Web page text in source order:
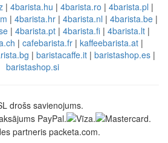
| 4barista.hu | 4barista.ro | 4barista.pl |
| 4barista.hr | 4barista.nl | 4barista.be |
| 4barista.pt| 4barista.fi| 4barista.lt|
| cafebarista.fr| kaffeebarista.at|
| baristacaffe.it| baristashop.es|
baristashop.si